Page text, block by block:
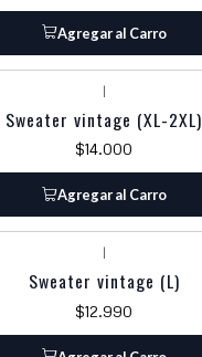
Agregar al Carro
|
Sweater vintage (XL-2XL)
$14.000
Agregar al Carro
|
Sweater vintage (L)
$12.990